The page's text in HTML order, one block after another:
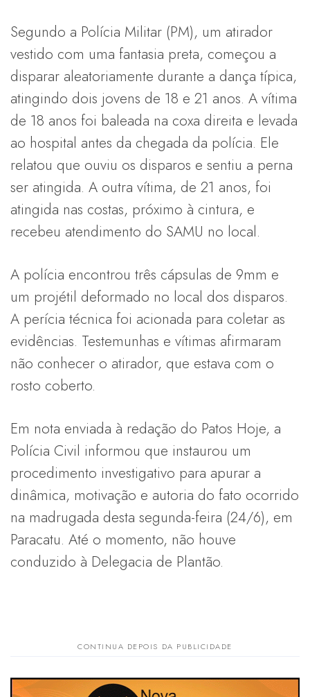
Segundo a Polícia Militar (PM), um atirador
vestido com uma fantasia preta, começou a
disparar aleatoriamente durante a dança típica,
atingindo dois jovens de 18 e 21 anos. A vítima
de 18 anos foi baleada na coxa direita e levada
ao hospital antes da chegada da polícia. Ele
relatou que ouviu os disparos e sentiu a perna
ser atingida. A outra vítima, de 21 anos, foi
atingida nas costas, próximo à cintura, e
recebeu atendimento do SAMU no local.
A polícia encontrou três cápsulas de 9mm e
um projétil deformado no local dos disparos.
A perícia técnica foi acionada para coletar as
evidências. Testemunhas e vítimas afirmaram
não conhecer o atirador, que estava com o
rosto coberto.
Em nota enviada à redação do Patos Hoje, a
Polícia Civil informou que instaurou um
procedimento investigativo para apurar a
dinâmica, motivação e autoria do fato ocorrido
na madrugada desta segunda-feira (24/6), em
Paracatu. Até o momento, não houve
conduzido à Delegacia de Plantão.